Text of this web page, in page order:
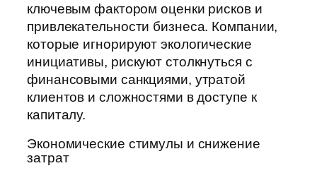
ключевым фактором оценки рисков и
привлекательности бизнеса. Компании,
которые игнорируют экологические
инициативы, рискуют столкнуться с
финансовыми санкциями, утратой
клиентов и сложностями в доступе к
капиталу.
Экономические стимулы и снижение
затрат